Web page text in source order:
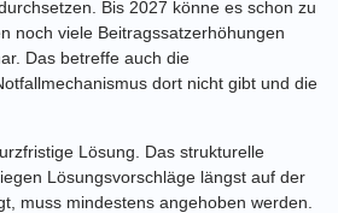
Bis 2027 könne es schon zu
noch viele Beitragssatzerhöhungen
Das betreffe auch die
dort nicht gibt und die
Lösung. Das strukturelle
Lösungsvorschläge längst auf der
muss mindestens angehoben werden.